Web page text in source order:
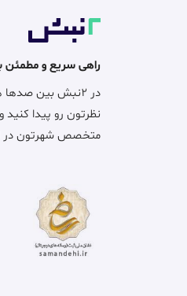
راهی سریع و مطمئن
در ۲نبش بین
نظرتون رو پیدا
متخصص شهرتون در